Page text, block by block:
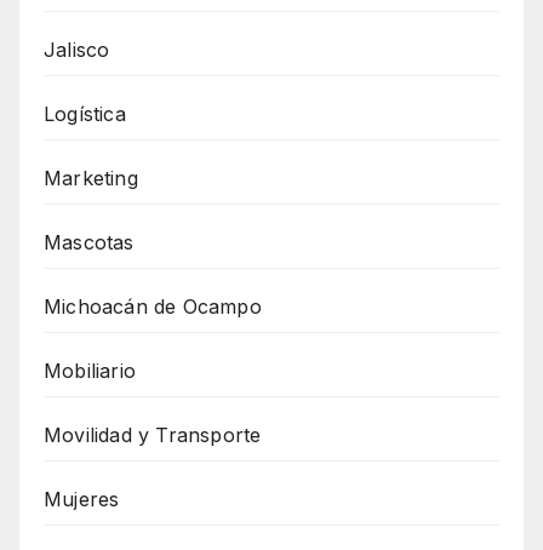
Jalisco
Logística
Marketing
Mascotas
Michoacán de Ocampo
Mobiliario
Movilidad y Transporte
Mujeres